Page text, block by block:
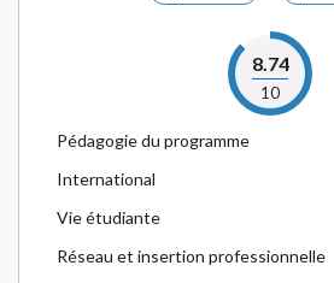
8.74
10
Pédagogie du programme
International
Vie étudiante
Réseau et insertion professionnelle